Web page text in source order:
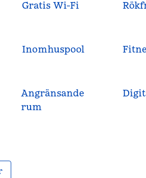
Gratis Wi-Fi
Inomhuspool
Angränsande
rum